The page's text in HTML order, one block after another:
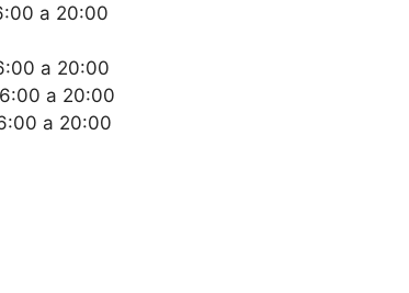
a 20:00
a 20:00
a 20:00
a 20:00